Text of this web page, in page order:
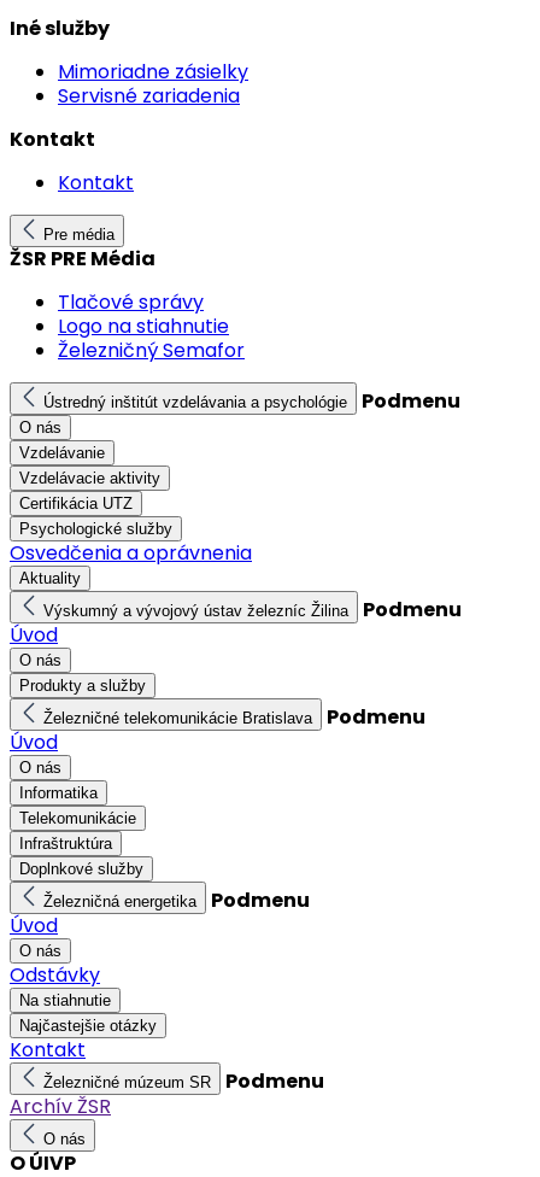
Iné služby
Mimoriadne zásielky
Servisné zariadenia
Kontakt
Kontakt
Pre média
ŽSR PRE Média
Tlačové správy
Logo na stiahnutie
Železničný Semafor
Ústredný inštitút vzdelávania a psychológie Podmenu
O nás
Vzdelávanie
Vzdelávacie aktivity
Certifikácia UTZ
Psychologické služby
Osvedčenia a oprávnenia
Aktuality
Výskumný a vývojový ústav železníc Žilina
Podmenu
Úvod
O nás
Produkty a služby
Železničné telekomunikácie Bratislava
Podmenu
Úvod
O nás
Informatika
Telekomunikácie
Infraštruktúra
Doplnkové služby
Železničná energetika
Podmenu
Úvod
O nás
Odstávky
Na stiahnutie
Najčastejšie otázky
Kontakt
Železničné múzeum SR
Podmenu
Archív ŽSR
O nás
O ÚIVP